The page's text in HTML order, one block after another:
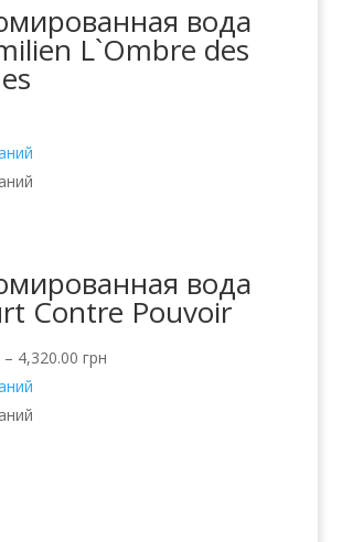
вода
L`Ombre des
вода
Contre Pouvoir
– 4,320.00 грн